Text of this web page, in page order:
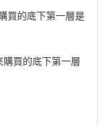
買的底下第一層是
買的底下第一層